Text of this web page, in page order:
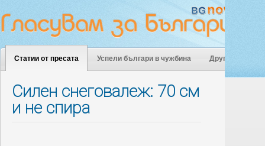
Статии от пресата Успели българи в чужбина Други
Силен снеговалеж: 70 см
и не спира